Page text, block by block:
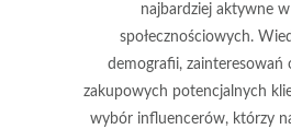
najbardziej aktywne
społecznościowych.
demografii, zainteresowań
zakupowych potencjalnych
wybór influencerów, którzy